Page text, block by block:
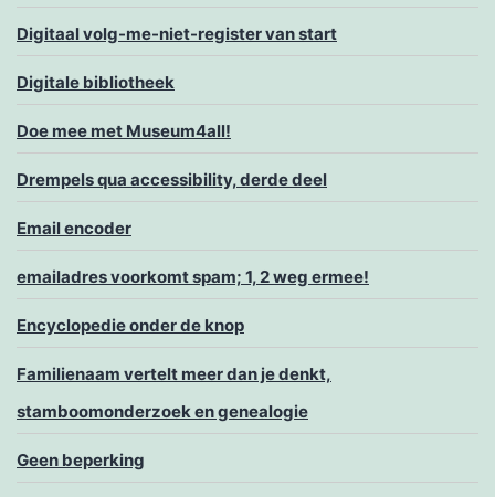
Digitaal volg-me-niet-register van start
Digitale bibliotheek
Doe mee met Museum4all!
Drempels qua accessibility, derde deel
Email encoder
emailadres voorkomt spam; 1, 2 weg ermee!
Encyclopedie onder de knop
Familienaam vertelt meer dan je denkt,
stamboomonderzoek en genealogie
Geen beperking